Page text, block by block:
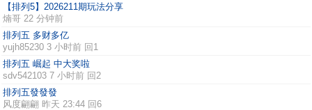
【排列5】2026211期玩法分享
煵哥 22 分钟前
排列五 多财多亿
yujh85230 3 小时前 回1
排列五 崛起 中大奖啦
sdv542103 7 小时前 回2
排列五發發發
风度翩翩 昨天 23:44 回6